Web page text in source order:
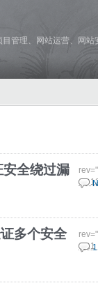
目管理、网站运营、网
全绕过漏
10
多个安全
8 11